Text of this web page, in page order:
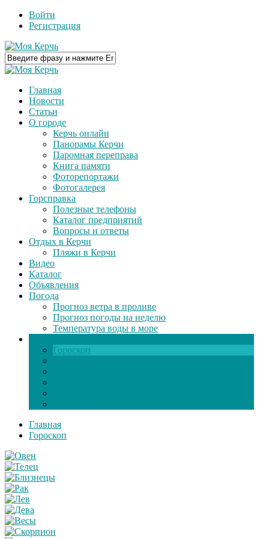
Войти
Регистрация
Главная
Новости
Статьи
О городе
Керчь онлайн
Панорамы Керчи
Паромная переправа
Книга памяти
Фоторепортажи
Фотогалерея
Горсправка
Полезные телефоны
Каталог предприятий
Вопросы и ответы
Отдых в Керчи
Пляжи в Керчи
Видео
Каталог
Объявления
Погода
Прогноз ветра в проливе
Прогноз погоды на неделю
Температура воды в море
Гороскоп
Главная
Гороскоп